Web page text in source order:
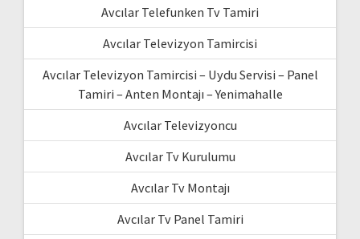
Avcılar Telefunken Tv Tamiri
Avcılar Televizyon Tamircisi
Avcılar Televizyon Tamircisi – Uydu Servisi – Panel
Tamiri – Anten Montajı – Yenimahalle
Avcılar Televizyoncu
Avcılar Tv Kurulumu
Avcılar Tv Montajı
Avcılar Tv Panel Tamiri